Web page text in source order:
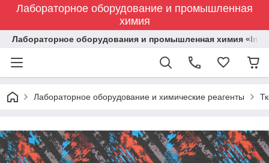
Лабораторное оборудование и промышленная
химия
Лабораторное оборудования и промышленная химия
Лабораторное оборудование и химические реагенты